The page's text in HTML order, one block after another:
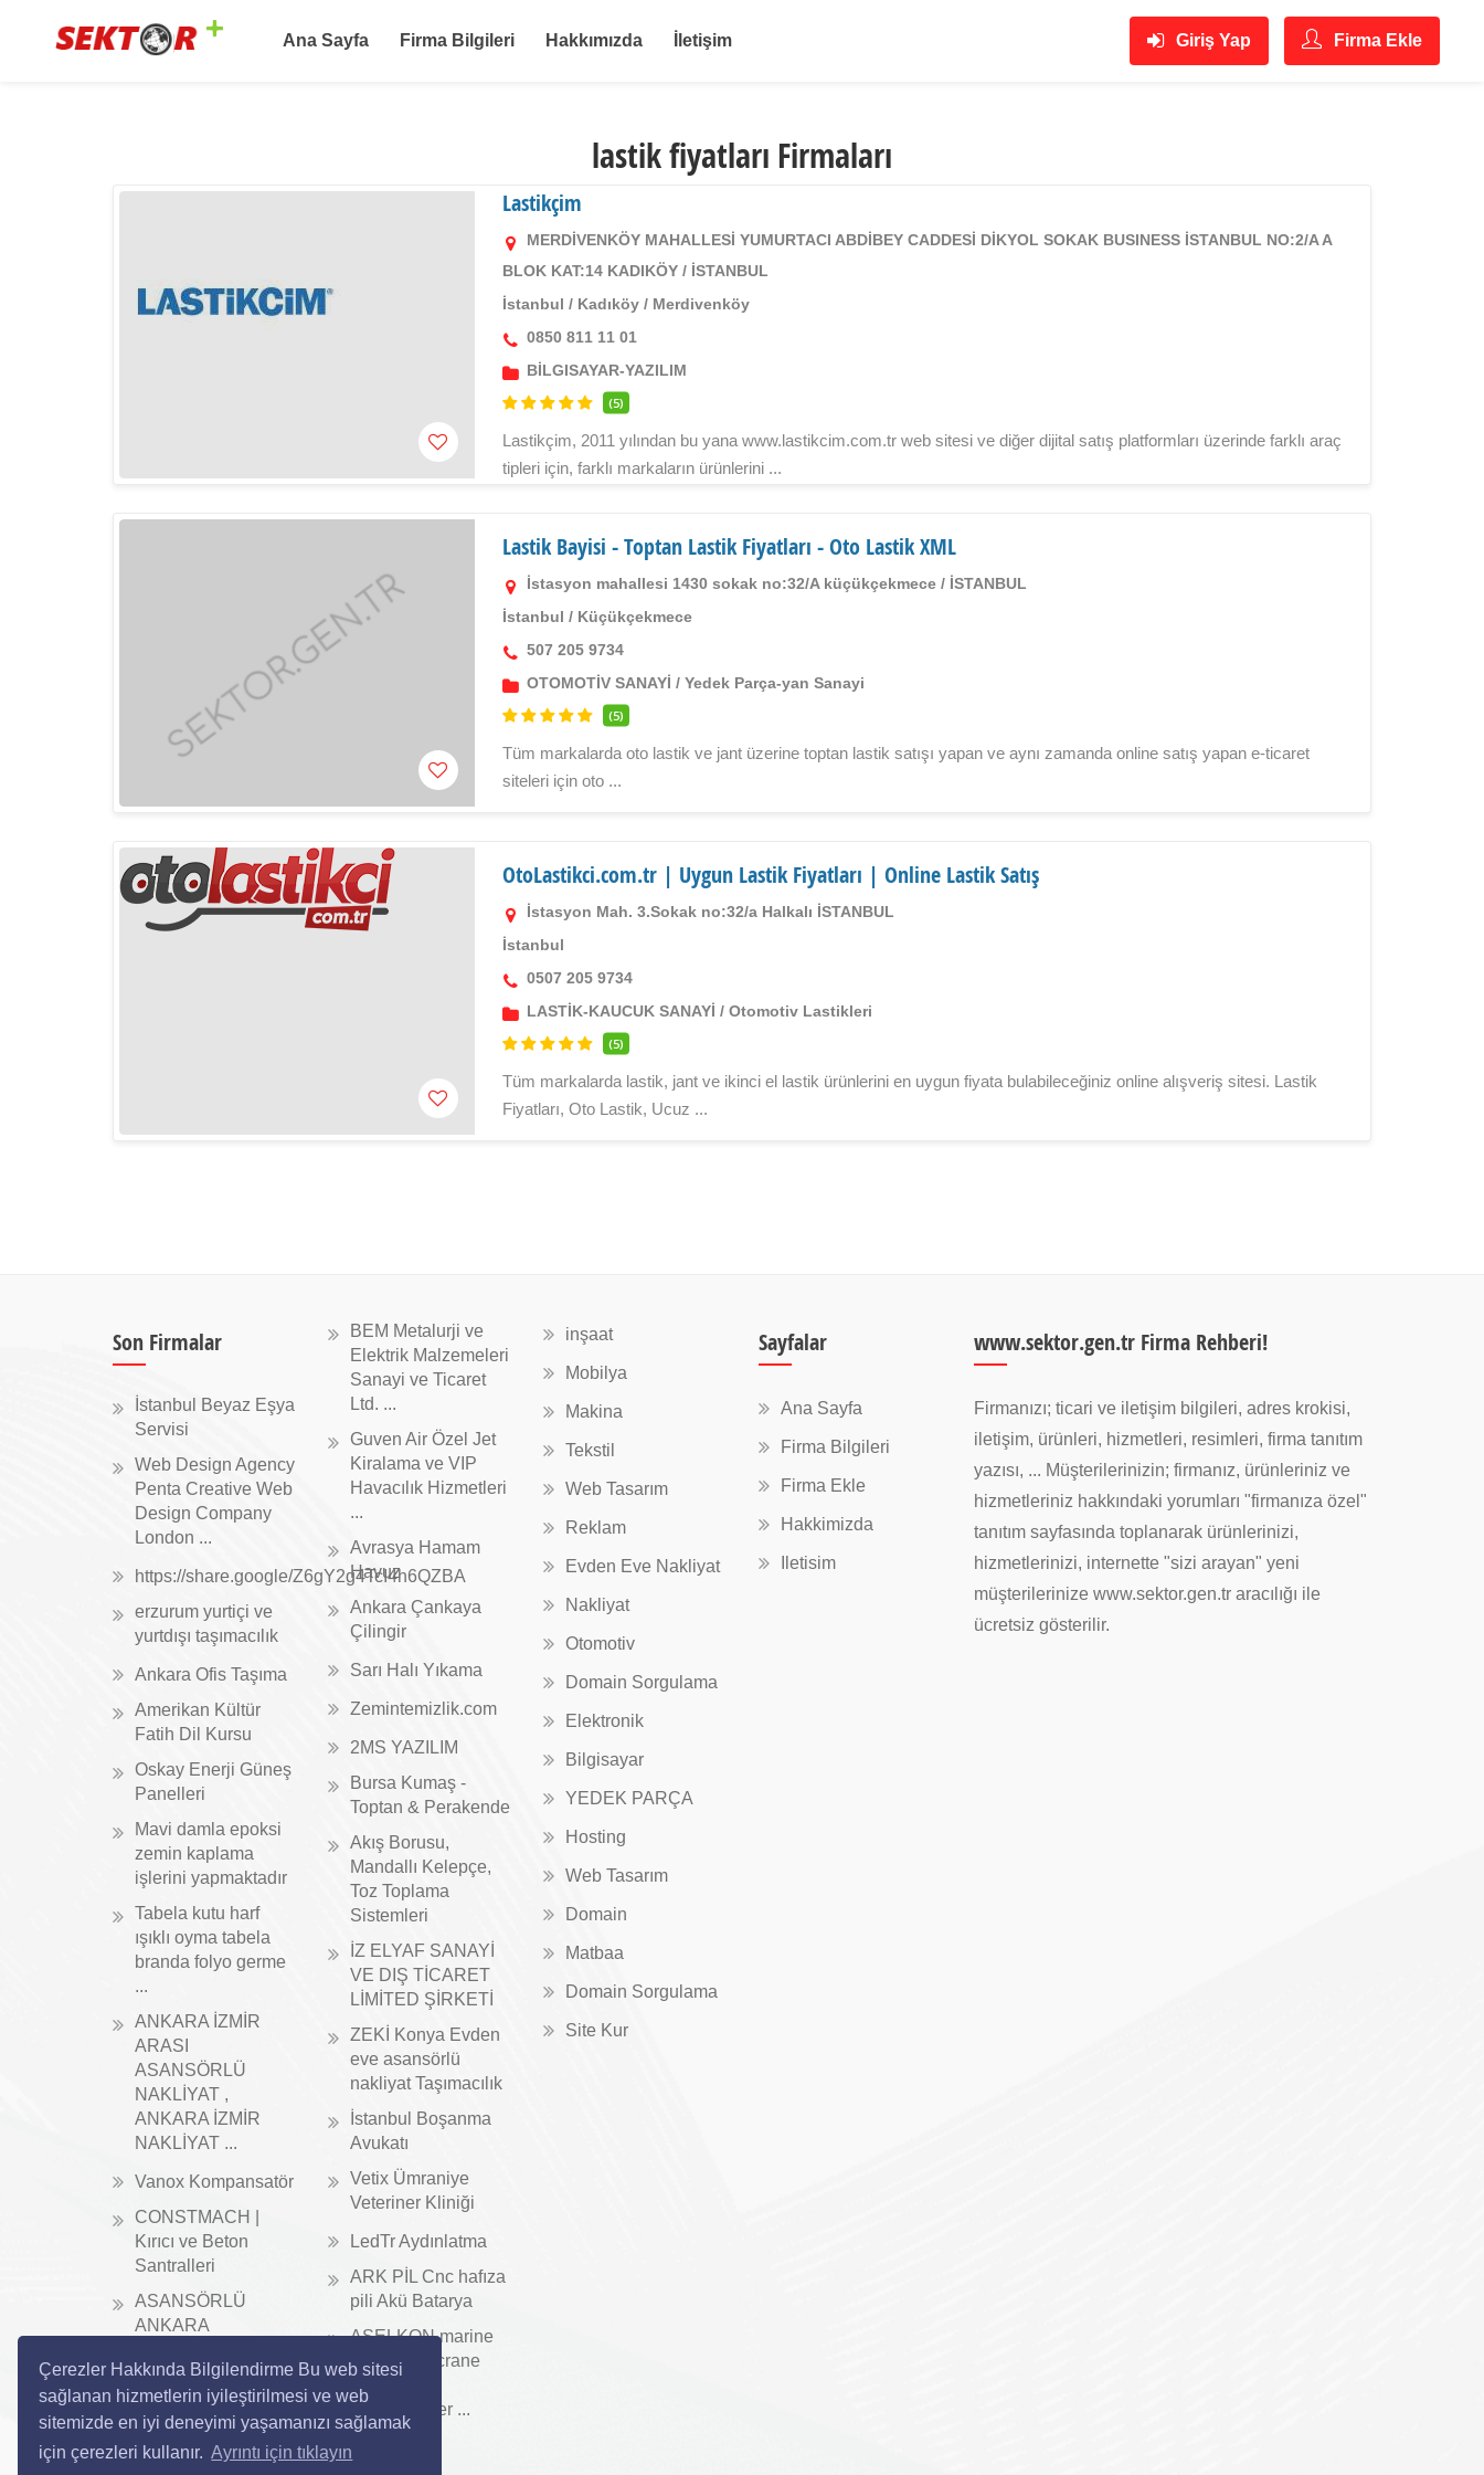
Çerezler Hakkında Bilgilendirme Bu web sitesi
sağlanan hizmetlerin iyileştirilmesi ve web
sitemizde en iyi deneyimi yaşamanızı sağlamak
için çerezleri kullanır. Ayrıntı için tıklayın
Ana Sayfa Firma Bilgileri Hakkımızda İletişim Giriş Yap Firma Ekle
lastik fiyatları Firmaları
Lastikçim
MERDİVENKÖY MAHALLESİ YUMURTACI ABDİBEY CADDESİ DİKYOL SOKAK BUSINESS İSTANBUL NO:2/A A
BLOK KAT:14 KADIKÖY / İSTANBUL
İstanbul / Kadıköy / Merdivenköy
0850 811 11 01
BİLGISAYAR-YAZILIM
(5)
Lastikçim, 2011 yılından bu yana www.lastikcim.com.tr web sitesi ve diğer dijital satış platformları üzerinde farklı araç
tipleri için, farklı markaların ürünlerini ...
Lastik Bayisi - Toptan Lastik Fiyatları - Oto Lastik XML
İstasyon mahallesi 1430 sokak no:32/A küçükçekmece / İSTANBUL
İstanbul / Küçükçekmece
507 205 9734
OTOMOTİV SANAYİ /Yedek Parça-yan Sanayi
(5)
Tüm markalarda oto lastik ve jant üzerine toptan lastik satışı yapan ve aynı zamanda online satış yapan e-ticaret
siteleri için oto ...
OtoLastikci.com.tr | Uygun Lastik Fiyatları | Online Lastik Satış
İstasyon Mah. 3.Sokak no:32/a Halkalı İSTANBUL
İstanbul
0507 205 9734
LASTİK-KAUCUK SANAYİ /Otomotiv Lastikleri
(5)
Tüm markalarda lastik, jant ve ikinci el lastik ürünlerini en uygun fiyata bulabileceğiniz online alışveriş sitesi. Lastik
Fiyatları, Oto Lastik, Ucuz ...
Son Firmalar
İstanbul Beyaz Eşya
Servisi
Web Design Agency
Penta Creative Web
Design Company
London ...
https://share.google/Z6gY2g4TcI4h6QZBA
erzurum yurtiçi ve
yurtdışı taşımacılık
Ankara Ofis Taşıma
Amerikan Kültür
Fatih Dil Kursu
Oskay Enerji Güneş
Panelleri
Mavi damla epoksi
zemin kaplama
işlerini yapmaktadır
Tabela kutu harf
ışıklı oyma tabela
branda folyo germe
...
ANKARA İZMİR
ARASI
ASANSÖRLÜ
NAKLİYAT ,
ANKARA İZMİR
NAKLİYAT ...
Vanox Kompansatör
CONSTMACH |
Kırıcı ve Beton
Santralleri
ASANSÖRLÜ
ANKARA
BEM Metalurji ve
Elektrik Malzemeleri
Sanayi ve Ticaret
Ltd. ...
Guven Air Özel Jet
Kiralama ve VIP
Havacılık Hizmetleri
...
Avrasya Hamam
Havuz
Ankara Çankaya
Çilingir
Sarı Halı Yıkama
Zemintemizlik.com
2MS YAZILIM
Bursa Kumaş -
Toptan & Perakende
Akış Borusu,
Mandallı Kelepçe,
Toz Toplama
Sistemleri
İZ ELYAF SANAYİ
VE DIŞ TİCARET
LİMİTED ŞİRKETİ
ZEKİ Konya Evden
eve asansörlü
nakliyat Taşımacılık
İstanbul Boşanma
Avukatı
Vetix Ümraniye
Veteriner Kliniği
LedTr Aydınlatma
ARK PİL Cnc hafıza
pili Akü Batarya
ASELKON marine
crane ship crane
port crane
manufacturer ...
inşaat
Mobilya
Makina
Tekstil
Web Tasarım
Reklam
Evden Eve Nakliyat
Nakliyat
Otomotiv
Domain Sorgulama
Elektronik
Bilgisayar
YEDEK PARÇA
Hosting
Web Tasarım
Domain
Matbaa
Domain Sorgulama
Site Kur
Sayfalar
Ana Sayfa
Firma Bilgileri
Firma Ekle
Hakkimizda
Iletisim
www.sektor.gen.tr Firma Rehberi!
Firmanızı; ticari ve iletişim bilgileri, adres krokisi,
iletişim, ürünleri, hizmetleri, resimleri, firma tanıtım
yazısı, ... Müşterilerinizin; firmanız, ürünleriniz ve
hizmetleriniz hakkındaki yorumları "firmanıza özel"
tanıtım sayfasında toplanarak ürünlerinizi,
hizmetlerinizi, internette "sizi arayan" yeni
müşterilerinize www.sektor.gen.tr aracılığı ile
ücretsiz gösterilir.